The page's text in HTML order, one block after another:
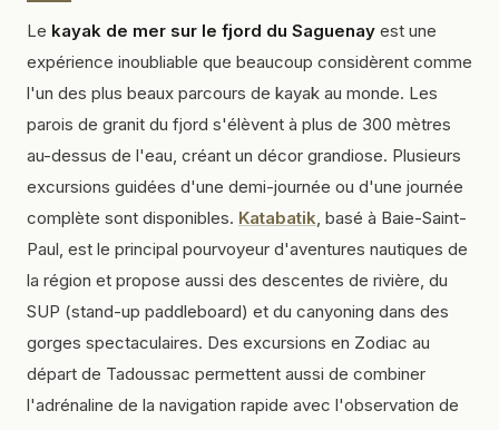
Le kayak de mer sur le fjord du Saguenay est une
expérience inoubliable que beaucoup considèrent comme
l'un des plus beaux parcours de kayak au monde. Les
parois de granit du fjord s'élèvent à plus de 300 mètres
au-dessus de l'eau, créant un décor grandiose. Plusieurs
excursions guidées d'une demi-journée ou d'une journée
complète sont disponibles. Katabatik, basé à Baie-Saint-
Paul, est le principal pourvoyeur d'aventures nautiques de
la région et propose aussi des descentes de rivière, du
SUP (stand-up paddleboard) et du canyoning dans des
gorges spectaculaires. Des excursions en Zodiac au
départ de Tadoussac permettent aussi de combiner
l'adrénaline de la navigation rapide avec l'observation de